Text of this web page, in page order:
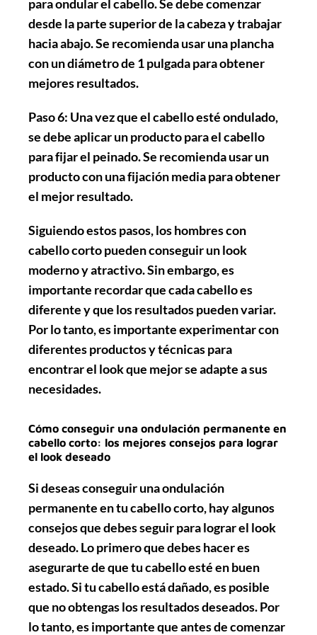
para ondular el cabello. Se debe comenzar
desde la parte superior de la cabeza y trabajar
hacia abajo. Se recomienda usar una plancha
con un diámetro de 1 pulgada para obtener
mejores resultados.
Paso 6: Una vez que el cabello esté ondulado,
se debe aplicar un producto para el cabello
para fijar el peinado. Se recomienda usar un
producto con una fijación media para obtener
el mejor resultado.
Siguiendo estos pasos, los hombres con
cabello corto pueden conseguir un look
moderno y atractivo. Sin embargo, es
importante recordar que cada cabello es
diferente y que los resultados pueden variar.
Por lo tanto, es importante experimentar con
diferentes productos y técnicas para
encontrar el look que mejor se adapte a sus
necesidades.
Cómo conseguir una ondulación permanente en
cabello corto: los mejores consejos para lograr
el look deseado
Si deseas conseguir una ondulación
permanente en tu cabello corto, hay algunos
consejos que debes seguir para lograr el look
deseado. Lo primero que debes hacer es
asegurarte de que tu cabello esté en buen
estado. Si tu cabello está dañado, es posible
que no obtengas los resultados deseados. Por
lo tanto, es importante que antes de comenzar